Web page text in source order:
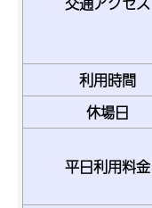
利用時間
休場日
平日利用料金